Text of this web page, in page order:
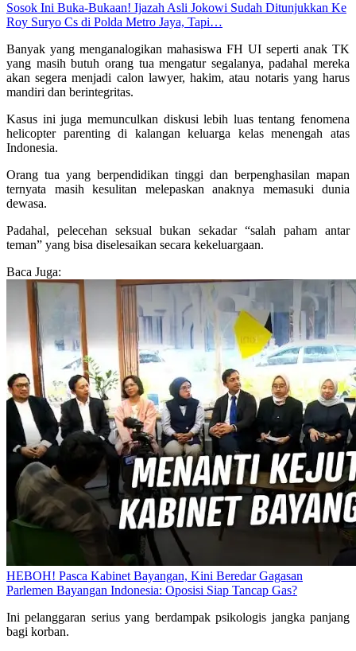
Sosok Ini Buka-Bukaan! Ijazah Asli Jokowi Sudah Ditunjukkan Ke
Roy Suryo Cs di Polda Metro Jaya, Tapi…
Banyak yang menganalogikan mahasiswa FH UI seperti anak TK
yang masih butuh orang tua mengatur segalanya, padahal mereka
akan segera menjadi calon lawyer, hakim, atau notaris yang harus
mandiri dan berintegritas.
Kasus ini juga memunculkan diskusi lebih luas tentang fenomena
helicopter parenting di kalangan keluarga kelas menengah atas
Indonesia.
Orang tua yang berpendidikan tinggi dan berpenghasilan mapan
ternyata masih kesulitan melepaskan anaknya memasuki dunia
dewasa.
Padahal, pelecehan seksual bukan sekadar “salah paham antar
teman” yang bisa diselesaikan secara kekeluargaan.
Baca Juga:
HEBOH! Pasca Kabinet Bayangan, Kini Beredar Gagasan
Parlemen Bayangan Indonesia: Oposisi Siap Tancap Gas?
Ini pelanggaran serius yang berdampak psikologis jangka panjang
bagi korban.